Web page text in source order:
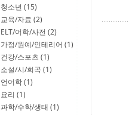
청소년 (15)
교육/자료 (2)
ELT/어학/사전 (2)
가정/원예/인테리어 (1)
건강/스포츠 (1)
소설/시/희곡 (1)
언어학 (1)
요리 (1)
과학/수학/생태 (1)